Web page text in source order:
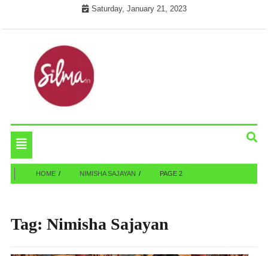
Saturday, January 21, 2023
Silma.in
Toggle
navigation
HOME NIMISHA SAJAYAN PAGE 2
Tag: Nimisha Sajayan